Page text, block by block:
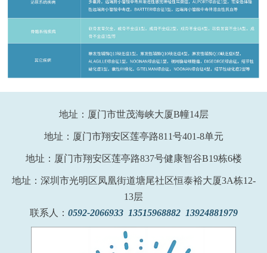
地址：厦门市世茂海峡大厦B幢14层
地址：厦门市翔安区莲亭路811号401-8单元
地址：厦门市翔安区莲亭路837号健康智谷B19栋6楼
地址：深圳市光明区凤凰街道塘尾社区恒泰裕大厦3A栋12-
13层
联系人： 0592-2066933 13515968882 13924881979